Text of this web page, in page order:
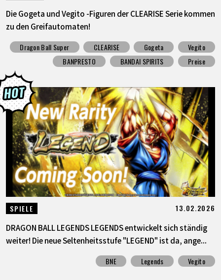
Die Gogeta und Vegito -Figuren der CLEARISE Serie kommen
zu den Greifautomaten!
Dragon Ball Super CLEARISE Gogeta
Vegito
BANPRESTO
BANDAI SPIRITS Preise
SPIELE 13.02.2026
DRAGON BALL LEGENDS LEGENDS entwickelt sich ständig
weiter! Die neue Seltenheitsstufe "LEGEND" ist da, ange...
BNE Legends Vegito